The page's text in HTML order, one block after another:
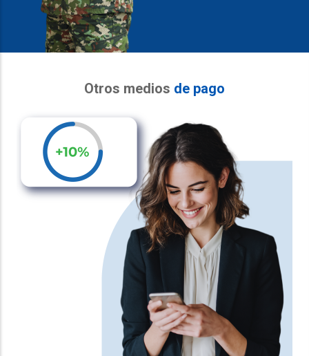
Otros medios de pago